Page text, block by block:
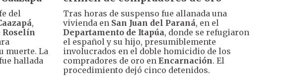
del
,
Roselín
muerte. La
hallada
Tras horas de suspenso fue allanada una
vivienda en San Juan del Paraná, en el
Departamento de Itapúa, donde se refugiaron
el español y su hijo, presumiblemente
involucrados en el doble homicidio de los
compradores de oro en Encarnación. El
procedimiento dejó cinco detenidos.